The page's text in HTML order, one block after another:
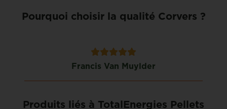
Pourquoi choisir la qualité Corvers ?
Francis Van Muylder
Produits liés à TotalEnergies Pellets